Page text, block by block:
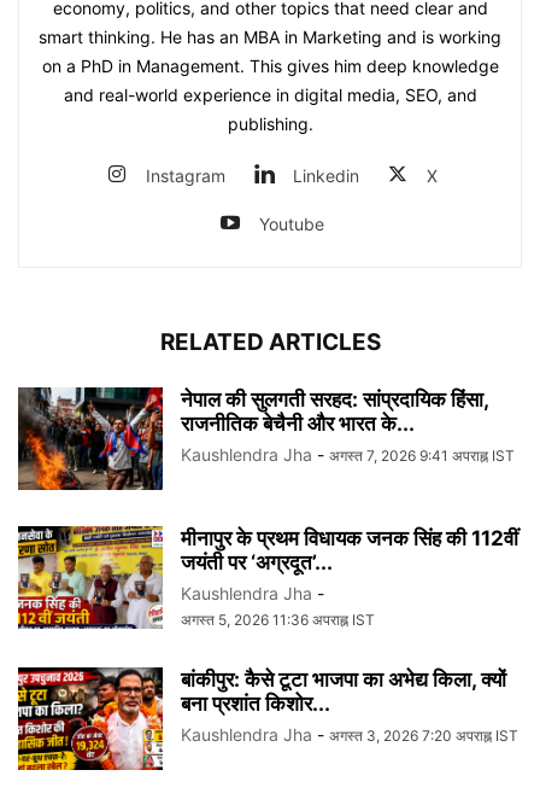
economy, politics, and other topics that need clear and
smart thinking. He has an MBA in Marketing and is working
on a PhD in Management. This gives him deep knowledge
and real-world experience in digital media, SEO, and
publishing.
Instagram Linkedin X
Youtube
RELATED ARTICLES
नेपाल की सुलगती सरहद: सांप्रदायिक हिंसा,
राजनीतिक बेचैनी और भारत के...
Kaushlendra Jha - अगस्त 7, 2026 9:41 अपराह्न IST
मीनापुर के प्रथम विधायक जनक सिंह की 112वीं
जयंती पर ‘अग्रदूत’...
Kaushlendra Jha -
अगस्त 5, 2026 11:36 अपराह्न IST
बांकीपुर: कैसे टूटा भाजपा का अभेद्य किला, क्यों
बना प्रशांत किशोर...
Kaushlendra Jha - अगस्त 3, 2026 7:20 अपराह्न IST